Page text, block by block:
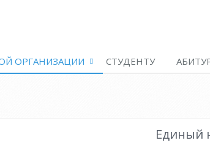
ОРГАНИЗАЦИИ СТУДЕНТУ
Единый